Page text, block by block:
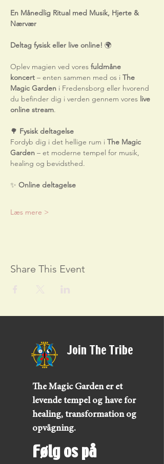
En Månedlig Ritual med Musik, Hjerte &
Nærvær
Deltag fysisk eller live online! 🌍
Oplev magien ved vores fuldmåne
koncert – enten sammen med os i The
Magic Garden i Fredensborg eller hvorend
du befinder dig i verden gennem vores live
online stream.
🌳 Fysisk deltagelse
Fordyb dig i det hellige rum i The Magic
Garden – et moderne tempel for musik,
healing og bevidsthed.
✨ Online deltagelse
Læs mere >
Share This Event
Join The Tribe
The Magic Garden er et
levende tempel og have for
healing, transformation og
opvågning.
Følg os på